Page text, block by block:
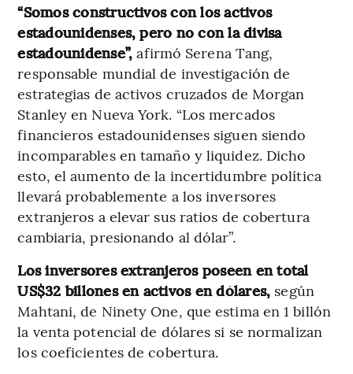
“Somos constructivos con los activos
estadounidenses, pero no con la divisa
estadounidense”,afirmó Serena Tang,
responsable mundial de investigación de
estrategias de activos cruzados de Morgan
Stanley en Nueva York. “Los mercados
financieros estadounidenses siguen siendo
incomparables en tamaño y liquidez. Dicho
esto, el aumento de la incertidumbre política
llevará probablemente a los inversores
extranjeros a elevar sus ratios de cobertura
cambiaria, presionando al dólar”.
Los inversores extranjeros poseen en total
US$32 billones en activos en dólares, según
Mahtani, de Ninety One, que estima en 1 billón
la venta potencial de dólares si se normalizan
los coeficientes de cobertura.